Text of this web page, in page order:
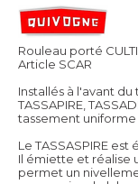
Rouleau porté
Article SCAR
Installés à l'avant
TASSAPIRE,
tassement uniforme
Le TASSASPIRE
Il émiette et réalise
permet un